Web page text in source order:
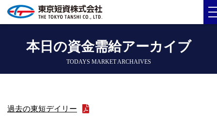
本日の資金需給アーカイブ
TODAYS MARKET ARCHAIVES
過去の東短デイリー